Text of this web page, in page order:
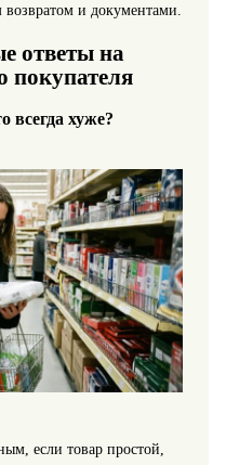
и документами.
ответы на
покупателя
всегда хуже?
если товар простой,